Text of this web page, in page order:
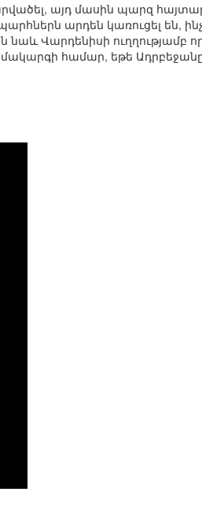
այդ մասին պարզ
արդեն կառուցել են,
Վարդենիսի ուղղությամբ
համար, եթե